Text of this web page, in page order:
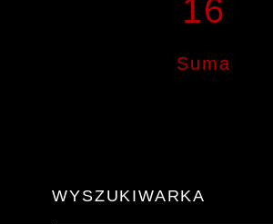
16
Suma
WYSZUKIWARKA